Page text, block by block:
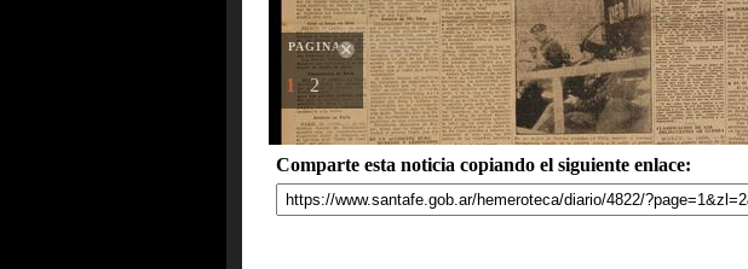
PAGINAS
1 2
Comparte esta noticia copiando el siguiente enlace: